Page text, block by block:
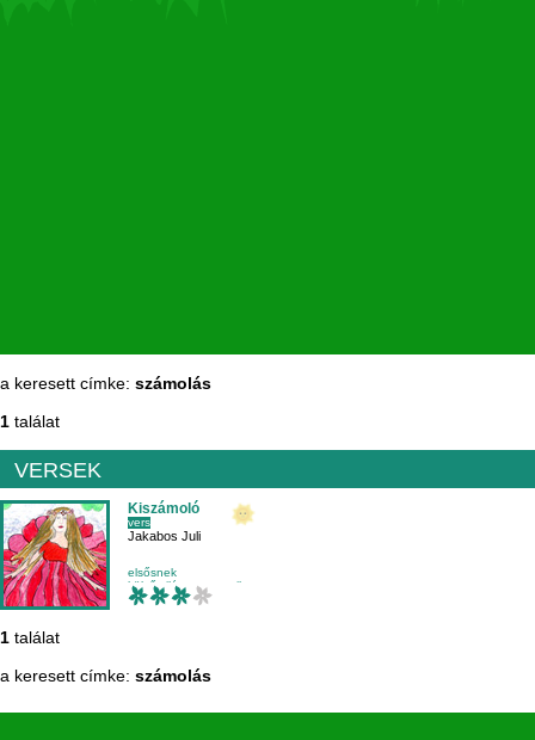
a keresett címke: számolás
1 találat
VERSEK
Kiszámoló
vers
Jakabos Juli
elsősnek
külső világ-matematika
olvasás
1 találat
a keresett címke: számolás